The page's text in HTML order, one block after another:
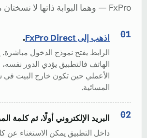
FxPro — وهما البوابة ذاتها لا نسختان مختلفتان.
اذهب إلى FxPro Direct .
الرابط يفتح نموذج الدخول
الهاتف فالتطبيق يؤدي الدور نفسه،
الأعملي حين تكون خارج البيت في
المسائية.
البريد الإلكتروني أولًا، ثم كلمة
داخل التطبيق يمكن الاستغناء عن